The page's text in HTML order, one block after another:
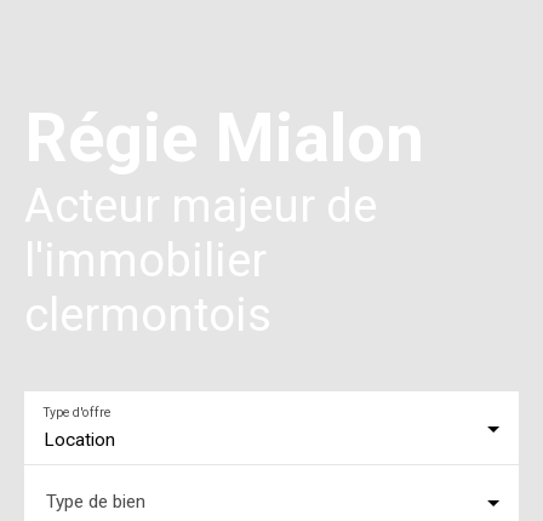
Régie Mialon
Acteur majeur de
l'immobilier
clermontois
Location
Type d'offre
Type de bien